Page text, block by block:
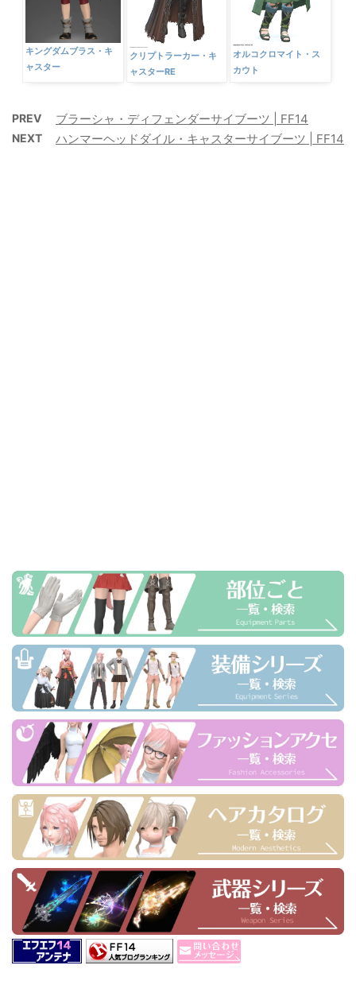
キングダムブラス・キ
ャスター
クリプトラーカー・キ
ャスターRE
オルコクロマイト・ス
カウト
PREV ブラーシャ・ディフェンダーサイブーツ | FF14
NEXT ハンマーヘッドダイル・キャスターサイブーツ | FF14